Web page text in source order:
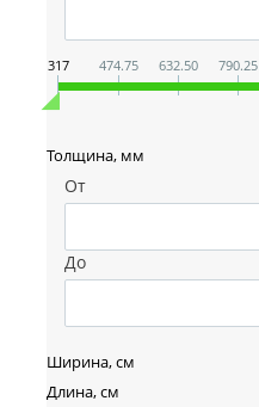
317 474.75 632.50 790.25
Толщина, мм
От
До
Ширина, см
Длина, см